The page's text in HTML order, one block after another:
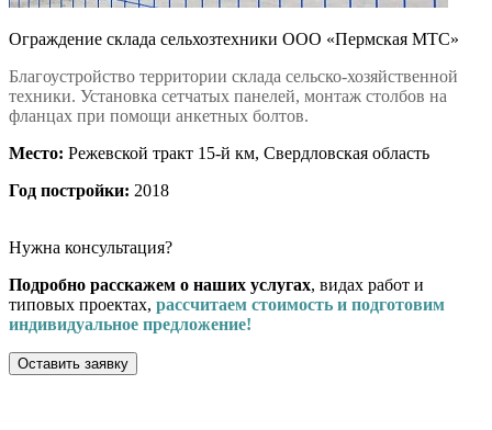
Ограждение склада сельхозтехники ООО «Пермская МТС»
Благоустройство территории склада сельско-хозяйственной
техники. Установка сетчатых панелей, монтаж столбов на
фланцах при помощи анкетных болтов.
Место: Режевской тракт 15-й км, Свердловская область
Год постройки: 2018
Нужна консультация?
Подробно расскажем о наших услугах, видах работ и
типовых проектах, рассчитаем стоимость и подготовим
индивидуальное предложение!
Оставить заявку